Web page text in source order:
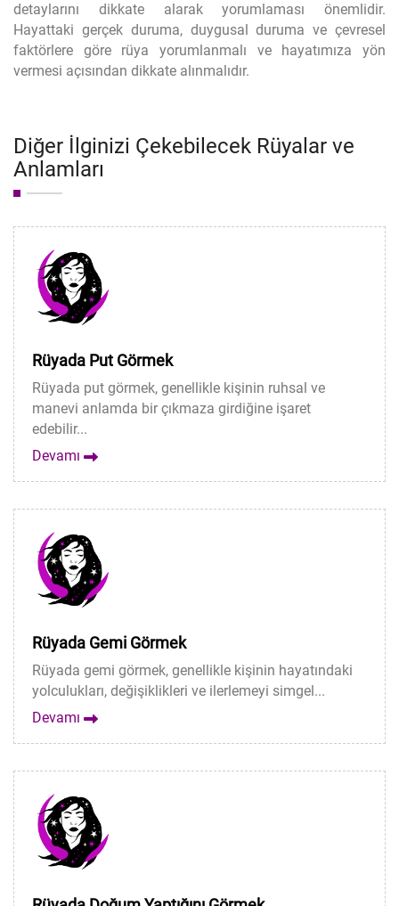
detaylarını dikkate alarak yorumlaması önemlidir.
Hayattaki gerçek duruma, duygusal duruma ve çevresel
faktörlere göre rüya yorumlanmalı ve hayatımıza yön
vermesi açısından dikkate alınmalıdır.
Diğer İlginizi Çekebilecek Rüyalar ve
Anlamları
Rüyada Put Görmek
Rüyada put görmek, genellikle kişinin ruhsal ve
manevi anlamda bir çıkmaza girdiğine işaret
edebilir...
Devamı
Rüyada Gemi Görmek
Rüyada gemi görmek, genellikle kişinin hayatındaki
yolculukları, değişiklikleri ve ilerlemeyi simgel...
Devamı